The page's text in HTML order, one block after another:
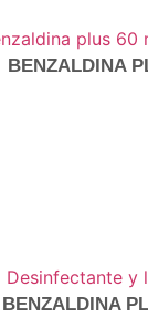
BENZALDINA
BENZALDINA